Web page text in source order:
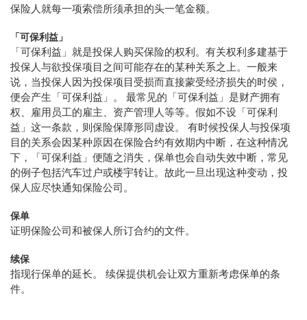
保险人就每一项索偿所须承担的头一笔金额。
「可保利益」
「可保利益」就是投保人购买保险的权利。有关权利多建基于
投保人与欲投保项目之间可能存在的某种关系之上。一般来
说，当投保人因为投保项目受损而直接蒙受经济损失的时侯，
便会产生「可保利益」。 最常见的「可保利益」是财产拥有
权、雇用员工的雇主、资产管理人等等。假如不设「可保利
益」这一条款，则保险保障形同虚设。 有时候投保人与投保项
目的关系会因某种原因在保险合约有效期内中断，在这种情况
下，「可保利益」便随之消失，保单也会自动失效中断，常见
的例子包括汽车过户或楼宇转让。故此一旦出现这种变动，投
保人应尽快通知保险公司。
保单
证明保险公司和被保人所订合约的文件。
续保
指现行保单的延长。 续保提供机会让双方重新考虑保单的条
件。